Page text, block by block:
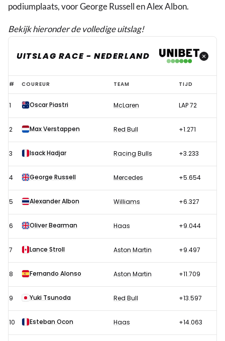
podiumplaats, voor George Russell en Alex Albon.
Bekijk hieronder de volledige uitslag!
UITSLAG RACE - NEDERLAND
Uitslag
race
Formule
1
Nederland
2025
# COUREUR TEAM TIJD
1 Oscar Piastri McLaren LAP 72
2 Max Verstappen Red Bull +1.271
3 Isack Hadjar Racing Bulls +3.233
4 George Russell Mercedes +5.654
5 Alexander Albon Williams +6.327
6 Oliver Bearman Haas +9.044
7 Lance Stroll Aston Martin +9.497
8 Fernando Alonso Aston Martin +11.709
9 Yuki Tsunoda Red Bull +13.597
10 Esteban Ocon Haas +14.063